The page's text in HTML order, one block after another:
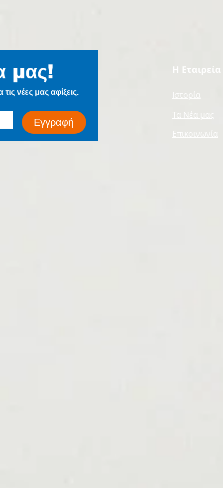
μας!
νέες μας αφίξεις.
Εγγραφή
Η Εταιρεία
Ιστορία
Τα Νέα μας
Επικοινωνία